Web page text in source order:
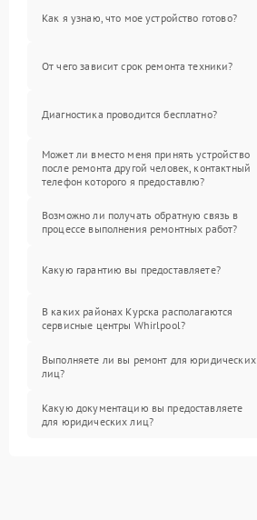
Как я узнаю, что мое устройство готово?
От чего зависит срок ремонта техники?
Диагностика проводится бесплатно?
Может ли вместо меня принять устройство
после ремонта другой человек, контактный
телефон которого я предоставлю?
Возможно ли получать обратную связь в
процессе выполнения ремонтных работ?
Какую гарантию вы предоставляете?
В каких районах Курска располагаются
сервисные центры Whirlpool?
Выполняете ли вы ремонт для юридических
лиц?
Какую документацию вы предоставляете
для юридических лиц?